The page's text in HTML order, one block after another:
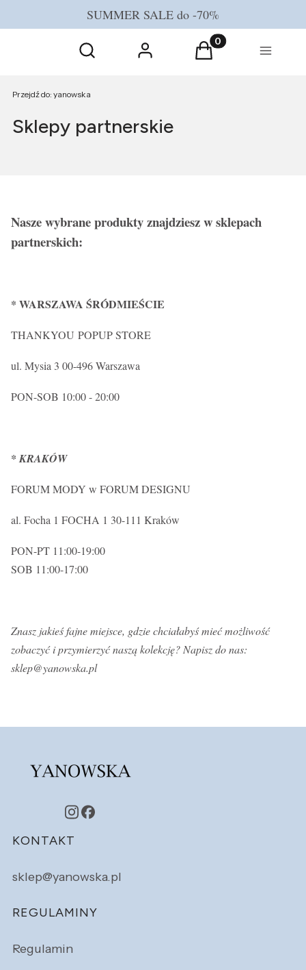
SUMMER SALE do -70%
Otwórz wyszukiwarkę
Szukaj Zaloguj się Produkty w
Koszyk Menu
Przejdź do: yanowska
Sklepy partnerskie
Nasze wybrane produkty znajdziesz w sklepach
partnerskich:
* WARSZAWA ŚRÓDMIEŚCIE
THANKYOU POPUP STORE
ul. Mysia 3 00-496 Warszawa
PON-SOB 10:00 - 20:00
* KRAKÓW
FORUM MODY w FORUM DESIGNU
al. Focha 1 FOCHA 1 30-111 Kraków
PON-PT 11:00-19:00
SOB 11:00-17:00
Znasz jakieś fajne miejsce, gdzie chciałabyś mieć możliwość
zobaczyć i przymierzyć naszą kolekcję? Napisz do nas:
sklep@yanowska.pl
Linki w stopce
KONTAKT
sklep@yanowska.pl
REGULAMINY
Regulamin